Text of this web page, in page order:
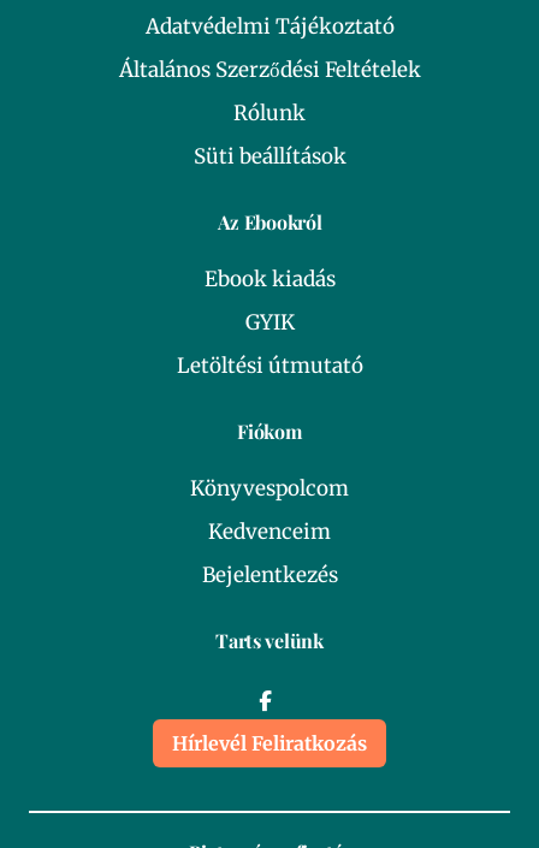
Adatvédelmi Tájékoztató
Általános Szerződési Feltételek
Rólunk
Süti beállítások
Az Ebookról
Ebook kiadás
GYIK
Letöltési útmutató
Fiókom
Könyvespolcom
Kedvenceim
Bejelentkezés
Tarts velünk
Hírlevél Feliratkozás